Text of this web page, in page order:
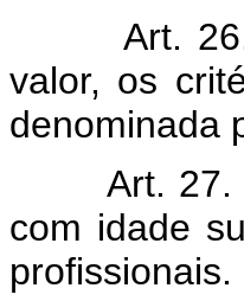
Art. 26.
valor, os
denominada
Art. 27. É
com idade
profissionais.